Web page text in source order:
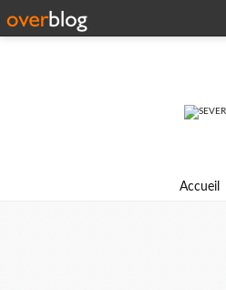
Accueil